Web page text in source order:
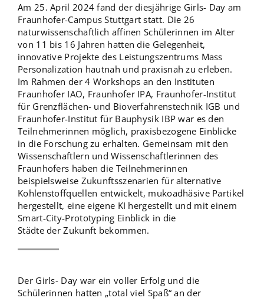
Am 25. April 2024 fand der diesjährige Girls- Day am
Fraunhofer-Campus Stuttgart statt. Die 26
naturwissenschaftlich affinen Schülerinnen im Alter
von 11 bis 16 Jahren hatten die Gelegenheit,
innovative Projekte des Leistungszentrums Mass
Personalization hautnah und praxisnah zu erleben.
Im Rahmen der 4 Workshops an den Instituten
Fraunhofer IAO, Fraunhofer IPA, Fraunhofer-Institut
für Grenzflächen- und Bioverfahrenstechnik IGB und
Fraunhofer-Institut für Bauphysik IBP war es den
Teilnehmerinnen möglich, praxisbezogene Einblicke
in die Forschung zu erhalten. Gemeinsam mit den
Wissenschaftlern und Wissenschaftlerinnen des
Fraunhofers haben die Teilnehmerinnen
beispielsweise Zukunftsszenarien für alternative
Kohlenstoffquellen entwickelt, mukoadhäsive Partikel
hergestellt, eine eigene KI hergestellt und mit einem
Smart-City-Prototyping Einblick in die
Städte der Zukunft bekommen.
Der Girls- Day war ein voller Erfolg und die
Schülerinnen hatten „total viel Spaß“ an der